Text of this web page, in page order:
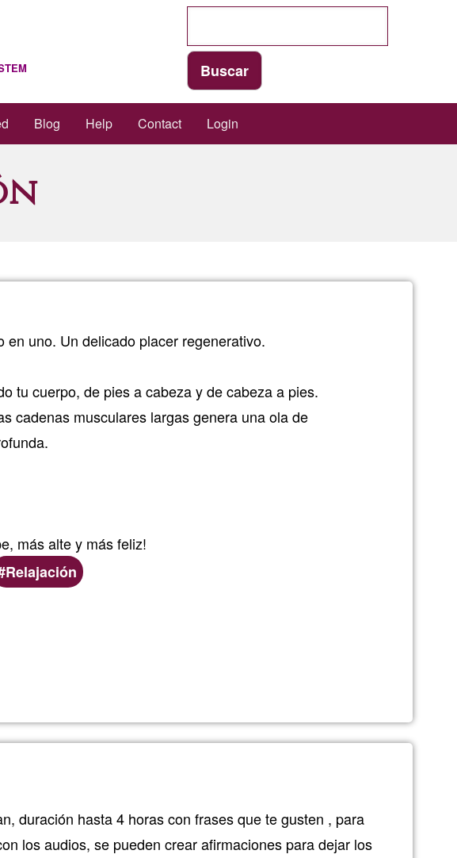
Blog Help Contact Login
uno. Un delicado placer regenerativo.
tu cuerpo, de pies a cabeza y de cabeza a pies.
cadenas musculares largas genera una ola de
más alte y más feliz!
Relajación
corporal
Yoga
duración hasta 4 horas con frases que te gusten , para
los audios, se pueden crear afirmaciones para dejar los